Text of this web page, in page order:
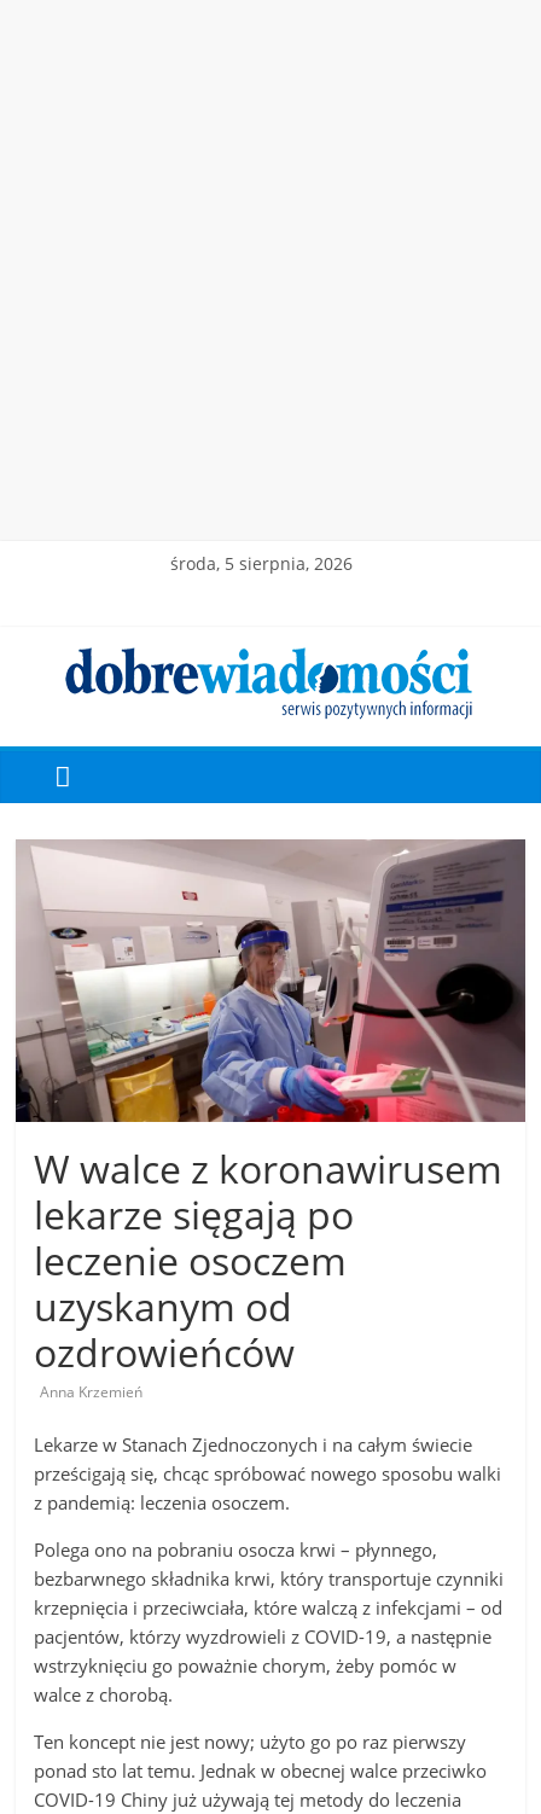
środa, 5 sierpnia, 2026
W walce z koronawirusem
lekarze sięgają po
leczenie osoczem
uzyskanym od
ozdrowieńców
Anna Krzemień
Lekarze w Stanach Zjednoczonych i na całym świecie
prześcigają się, chcąc spróbować nowego sposobu walki
z pandemią: leczenia osoczem.
Polega ono na pobraniu osocza krwi – płynnego,
bezbarwnego składnika krwi, który transportuje czynniki
krzepnięcia i przeciwciała, które walczą z infekcjami – od
pacjentów, którzy wyzdrowieli z COVID-19, a następnie
wstrzyknięciu go poważnie chorym, żeby pomóc w
walce z chorobą.
Ten koncept nie jest nowy; użyto go po raz pierwszy
ponad sto lat temu. Jednak w obecnej walce przeciwko
COVID-19 Chiny już używają tej metody do leczenia